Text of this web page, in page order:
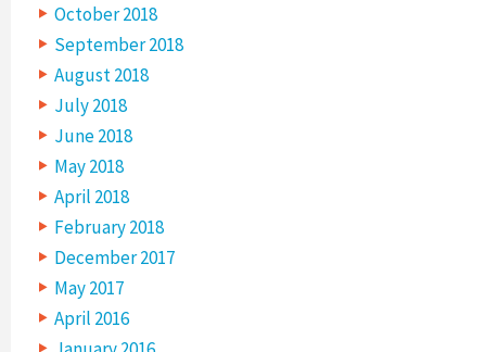
October 2018
September 2018
August 2018
July 2018
June 2018
May 2018
April 2018
February 2018
December 2017
May 2017
April 2016